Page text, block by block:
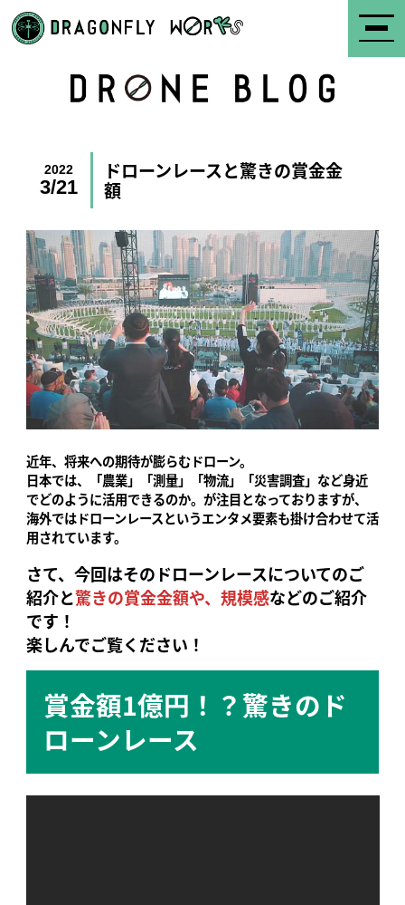
2022
3/21
ドローンレースと驚きの賞金金
額
近年、将来への期待が膨らむドローン。
日本では、「農業」「測量」「物流」「災害調査」など身近
でどのように活用できるのか。が注目となっておりますが、
海外ではドローンレースというエンタメ要素も掛け合わせて活
用されています。
さて、今回はそのドローンレースについてのご
紹介と驚きの賞金金額や、規模感などのご紹介
です！
楽しんでご覧ください！
賞金額1億円！？驚きのド
ローンレース